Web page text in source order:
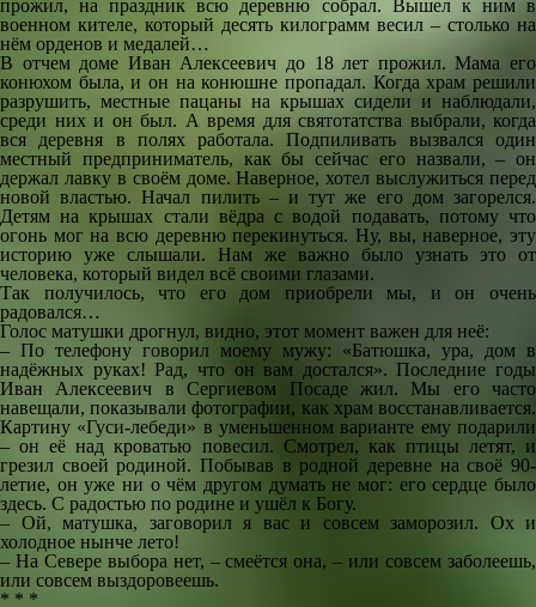
прожил, на праздник всю деревню собрал. Вышел к ним в
военном кителе, который десять килограмм весил – столько на
нём орденов и медалей…
В отчем доме Иван Алексеевич до 18 лет прожил. Мама его
конюхом была, и он на конюшне пропадал. Когда храм решили
разрушить, местные пацаны на крышах сидели и наблюдали,
среди них и он был. А время для святотатства выбрали, когда
вся деревня в полях работала. Подпиливать вызвался один
местный предприниматель, как бы сейчас его назвали, – он
держал лавку в своём доме. Наверное, хотел выслужиться перед
новой властью. Начал пилить – и тут же его дом загорелся.
Детям на крышах стали вёдра с водой подавать, потому что
огонь мог на всю деревню перекинуться. Ну, вы, наверное, эту
историю уже слышали. Нам же важно было узнать это от
человека, который видел всё своими глазами.
Так получилось, что его дом приобрели мы, и он очень
радовался…
Голос матушки дрогнул, видно, этот момент важен для неё:
– По телефону говорил моему мужу: «Батюшка, ура, дом в
надёжных руках! Рад, что он вам достался». Последние годы
Иван Алексеевич в Сергиевом Посаде жил. Мы его часто
навещали, показывали фотографии, как храм восстанавливается.
Картину «Гуси-лебеди» в уменьшенном варианте ему подарили
– он её над кроватью повесил. Смотрел, как птицы летят, и
грезил своей родиной. Побывав в родной деревне на своё 90-
летие, он уже ни о чём другом думать не мог: его сердце было
здесь. С радостью по родине и ушёл к Богу.
– Ой, матушка, заговорил я вас и совсем заморозил. Ох и
холодное нынче лето!
– На Севере выбора нет, – смеётся она, – или совсем заболеешь,
или совсем выздоровеешь.
* * *